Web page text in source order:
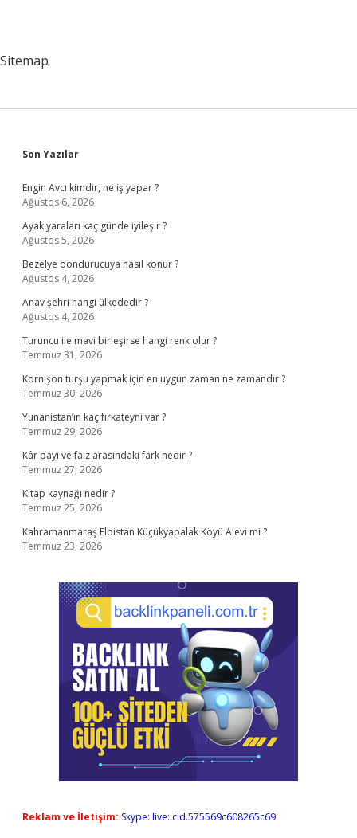
Sitemap
Sidebar
Son Yazılar
Engin Avcı kimdir, ne iş yapar ?
Ağustos 6, 2026
Ayak yaraları kaç günde iyileşir ?
Ağustos 5, 2026
Bezelye dondurucuya nasıl konur ?
Ağustos 4, 2026
Anav şehri hangi ülkededir ?
Ağustos 4, 2026
Turuncu ile mavi birleşirse hangi renk olur ?
Temmuz 31, 2026
Kornişon turşu yapmak için en uygun zaman ne zamandır ?
Temmuz 30, 2026
Yunanistan’ın kaç fırkateyni var ?
Temmuz 29, 2026
Kâr payı ve faiz arasındaki fark nedir ?
Temmuz 27, 2026
Kitap kaynağı nedir ?
Temmuz 25, 2026
Kahramanmaraş Elbistan Küçükyapalak Köyü Alevi mi ?
Temmuz 23, 2026
Reklam ve İletişim: Skype: live:.cid.575569c608265c69